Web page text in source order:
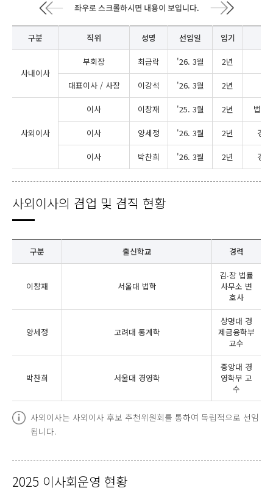
구분 직위 성명 선임일 임기
사내이사
부회장 최금락 '26. 3월 2년
대표이사 / 사장 이강석 '26. 3월 2년
사외이사
이사 이창재 '25. 3월 2년 법률
이사 양세정 '26. 3월 2년 경
이사 박찬희 '26. 3월 2년 경
사외이사의 겸업 및 겸직 현황
구분 출신학교 경력
이창재 서울대 법학
김∙장 법률
사무소 변
호사
양세정 고려대 통계학
상명대 경
제금융학부
교수
박찬희 서울대 경영학
중앙대 경
영학부 교
수
사외이사는 사외이사 후보 추천위원회를 통하여 독립적으로 선임
됩니다.
2025 이사회운영 현황